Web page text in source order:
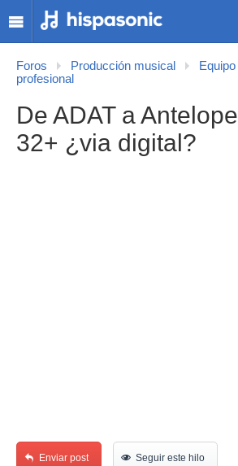
Foros Producción musical
profesional
De ADAT a
32+ ¿via digital?
Enviar post Seguir este hilo